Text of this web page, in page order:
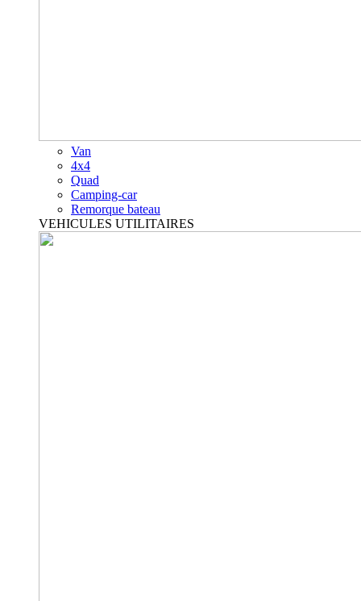
Van
4x4
Quad
Camping-car
Remorque bateau
VEHICULES UTILITAIRES